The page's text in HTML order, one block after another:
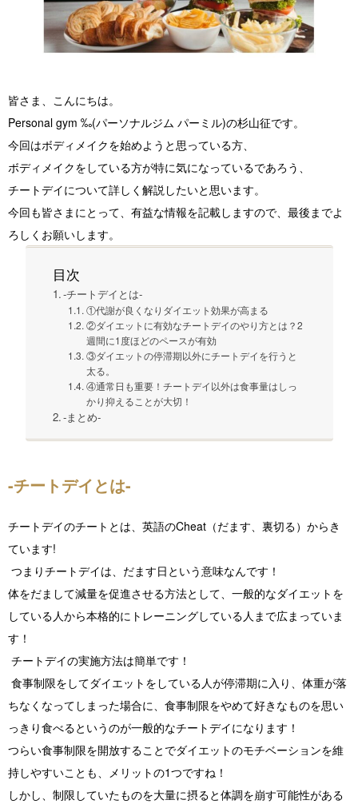
無料体験お申し込み
皆さま、こんにちは。
Personal gym ‰(パーソナルジム パーミル)の杉山征です。
今回はボディメイクを始めようと思っている方、
ボディメイクをしている方が特に気になっているであろう、
チートデイについて詳しく解説したいと思います。
今回も皆さまにとって、有益な情報を記載しますので、最後までよ
ろしくお願いします。
目次
-チートデイとは-
①代謝が良くなりダイエット効果が高まる
②ダイエットに有効なチートデイのやり方とは？2
週間に1度ほどのペースが有効
③ダイエットの停滞期以外にチートデイを行うと
太る。
④通常日も重要！チートデイ以外は食事量はしっ
かり抑えることが大切！
-まとめ-
-チートデイとは-
チートデイのチートとは、英語のCheat（だます、裏切る）からき
ています!
つまりチートデイは、だます日という意味なんです！
体をだまして減量を促進させる方法として、一般的なダイエットを
している人から本格的にトレーニングしている人まで広まっていま
す！
チートデイの実施方法は簡単です！
食事制限をしてダイエットをしている人が停滞期に入り、体重が落
ちなくなってしまった場合に、食事制限をやめて好きなものを思い
っきり食べるというのが一般的なチートデイになります！
つらい食事制限を開放することでダイエットのモチベーションを維
持しやすいことも、メリットの1つですね！
しかし、制限していたものを大量に摂ると体調を崩す可能性がある